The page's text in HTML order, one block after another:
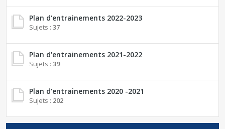
Plan d'entrainements 2022-2023
Sujets : 37
Plan d'entrainements 2021-2022
Sujets : 39
Plan d'entrainements 2020 -2021
Sujets : 202